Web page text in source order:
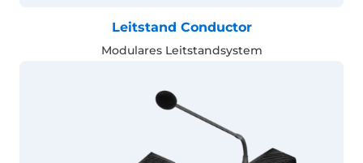
Leitstand Conductor
Modulares Leitstandsystem